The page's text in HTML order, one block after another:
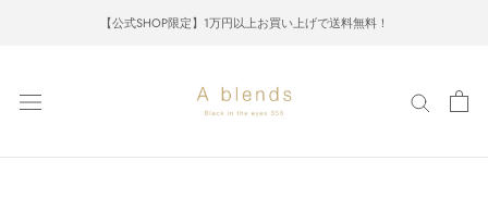
【公式SHOP限定】1万円以上お買い上げで送料無料！